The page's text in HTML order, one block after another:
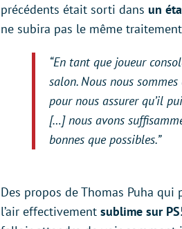
précédents était sorti dans un
ne subira pas le même
“En tant que joueur
salon. Nous nous
pour nous assurer qu’il
[…] nous avons
bonnes que possibles.”
Des propos de Thomas Puha qui
l’air effectivement sublime sur